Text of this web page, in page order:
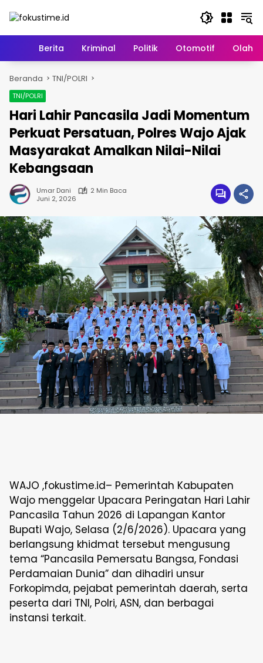
HomeBerita Kriminal Politik Otomotif
Beranda TNI/POLRI
TNI/POLRI
Hari Lahir Pancasila Jadi Momentum
Perkuat Persatuan, Polres Wajo Ajak
Masyarakat Amalkan Nilai-Nilai
Kebangsaan
Umar Dani
2 Min Baca
Juni 2, 2026
WAJO ,fokustime.id– Pemerintah Kabupaten
Wajo menggelar Upacara Peringatan Hari Lahir
Pancasila Tahun 2026 di Lapangan Kantor
Bupati Wajo, Selasa (2/6/2026). Upacara yang
berlangsung khidmat tersebut mengusung
tema “Pancasila Pemersatu Bangsa, Fondasi
Perdamaian Dunia” dan dihadiri unsur
Forkopimda, pejabat pemerintah daerah, serta
peserta dari TNI, Polri, ASN, dan berbagai
instansi terkait.